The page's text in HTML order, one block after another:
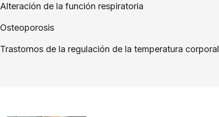
Alteración de la función respiratoria
Osteoporosis
Trastornos de la regulación de la temperatura corporal